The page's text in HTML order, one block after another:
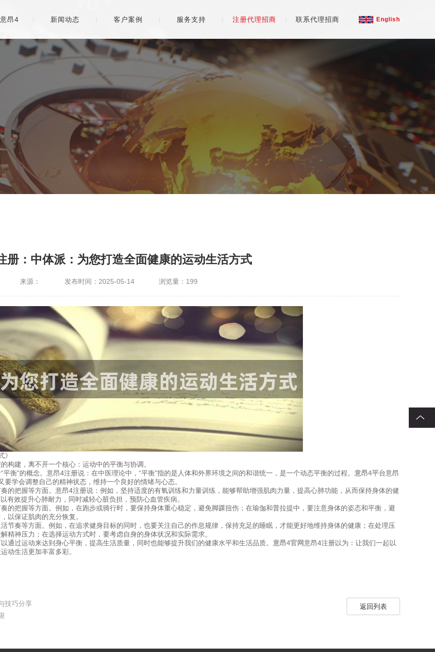
English
昂4 新闻动态 客户案例 服务支持 注册代理招商 联系代理招商
册：中体派：为您打造全面健康的运动生活方式
来源： 发布时间：2025-05-14 浏览量： 199
构建，离不开一个核心：运动中的平衡与协调。
衡”的概念。意昂4注册说：在中医理论中，“平衡”指的是人体和外界环境之间的和谐统一，是一个动态平衡的过程。 意昂4平台意昂
学会调整自己的精神状态，维持一个良好的情绪与心态。
的把握等方面。意昂4注册说：例如，坚持适度的有氧训练和力量训练，能够帮助增强肌肉力量，提高心肺功能，从而保持身体的健
效提升心肺耐力，同时减轻心脏负担，预防心血管疾病。
的把握等方面。例如，在跑步或骑行时，要保持身体重心稳定，避免脚踝扭伤；在瑜伽和普拉提中，要注意身体的姿态和平衡，避
以保证肌肉的充分恢复。
节奏等方面。例如，在追求健身目标的同时，也要关注自己的作息规律，保持充足的睡眠，才能更好地维持身体的健康；在处理压
精神压力；在选择运动方式时，要考虑自身的身体状况和实际需求。
通过运动来达到身心平衡，提高生活质量，同时也能够提升我们的健康水平和生活品质。 意昂4官网意昂4注册以为：让我们一起以
动生活更加丰富多彩。
技巧分享
返回列表